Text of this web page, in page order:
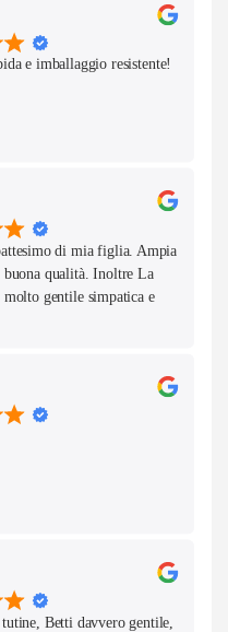
e imballaggio resistente!
di mia figlia. Ampia
qualità. Inoltre La
gentile simpatica e
Betti davvero gentile,